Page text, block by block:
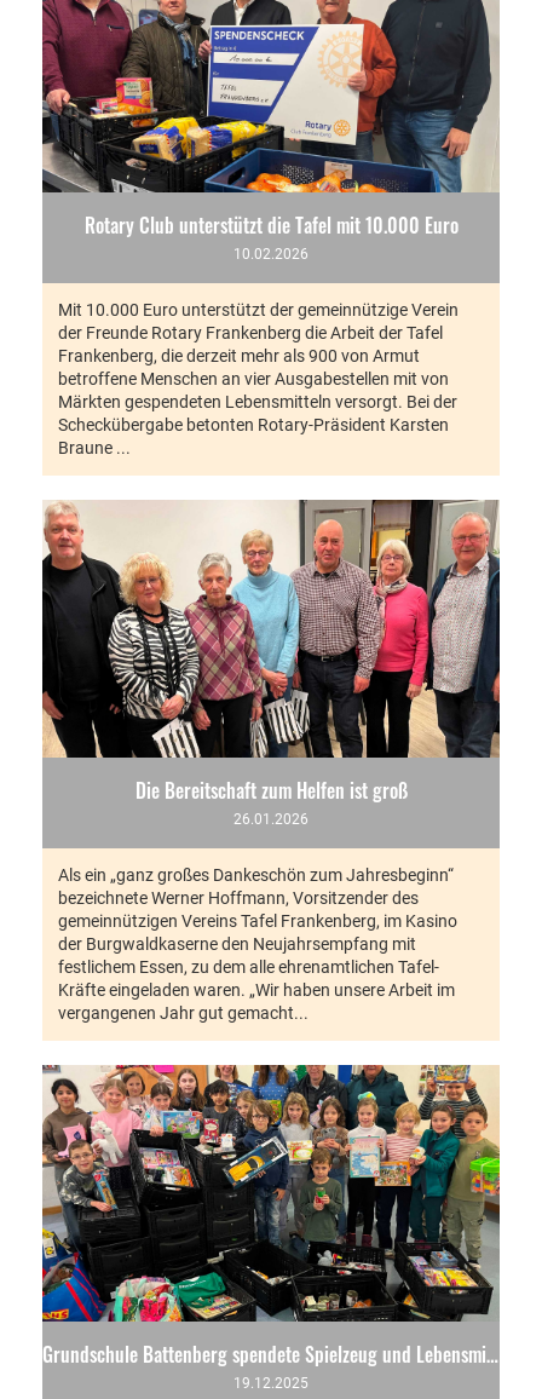
Rotary Club unterstützt die Tafel mit 10.000 Euro
10.02.2026
Mit 10.000 Euro unterstützt der gemeinnützige Verein
der Freunde Rotary Frankenberg die Arbeit der Tafel
Frankenberg, die derzeit mehr als 900 von Armut
betroffene Menschen an vier Ausgabestellen mit von
Märkten gespendeten Lebensmitteln versorgt. Bei der
Scheckübergabe betonten Rotary-Präsident Karsten
Braune ...
Die Bereitschaft zum Helfen ist groß
26.01.2026
Als ein „ganz großes Dankeschön zum Jahresbeginn“
bezeichnete Werner Hoffmann, Vorsitzender des
gemeinnützigen Vereins Tafel Frankenberg, im Kasino
der Burgwaldkaserne den Neujahrsempfang mit
festlichem Essen, zu dem alle ehrenamtlichen Tafel-
Kräfte eingeladen waren. „Wir haben unsere Arbeit im
vergangenen Jahr gut gemacht...
Grundschule Battenberg spendete Spielzeug und Lebensmittel für die Tafel
19.12.2025